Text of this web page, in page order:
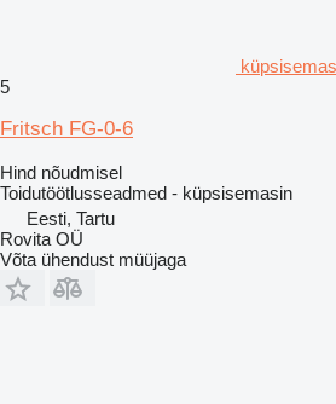
5
Fritsch FG-0-6
Hind nõudmisel
Toidutöötlusseadmed - küpsisemasin
Eesti, Tartu
Rovita OÜ
Võta ühendust müüjaga